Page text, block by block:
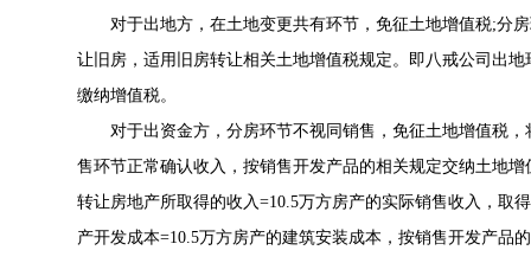
对于出地方，在土地变更共有环节，免征土地增值税;分房
让旧房，适用旧房转让相关土地增值税规定。即八戒公司出
缴纳增值税。
对于出资金方，分房环节不视同销售，免征土地增值税，
售环节正常确认收入，按销售开发产品的相关规定交纳土地
转让房地产所取得的收入=10.5万方房产的实际销售收入，取
产开发成本=10.5万方房产的建筑安装成本，按销售开发产品